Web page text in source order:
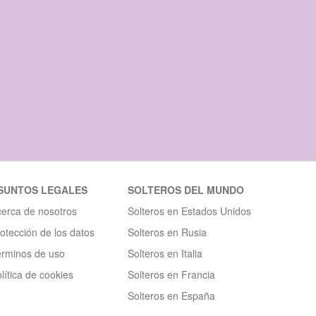
LEGALES
de nosotros
de los datos
de uso
de cookies
SOLTEROS DEL MUNDO
Solteros en Estados Unidos
Solteros en Rusia
Solteros en Italia
Solteros en Francia
Solteros en España